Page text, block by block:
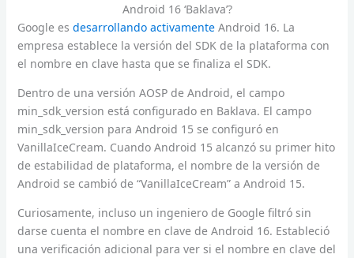
Android 16 ‘Baklava’?
Google es desarrollando activamenteAndroid 16. La
empresa establece la versión del SDK de la plataforma con
el nombre en clave hasta que se finaliza el SDK.
Dentro de una versión AOSP de Android, el campo
min_sdk_version está configurado en Baklava. El campo
min_sdk_version para Android 15 se configuró en
VanillaIceCream. Cuando Android 15 alcanzó su primer hito
de estabilidad de plataforma, el nombre de la versión de
Android se cambió de “VanillaIceCream” a Android 15.
Curiosamente, incluso un ingeniero de Google filtró sin
darse cuenta el nombre en clave de Android 16. Estableció
una verificación adicional para ver si el nombre en clave del